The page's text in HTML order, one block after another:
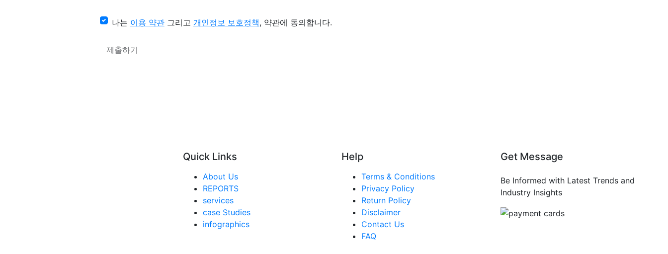
나는 이용 약관그리고 개인정보 보호정책, 약관에 동의합니다.
Quick Links
About Us
REPORTS
services
case Studies
infographics
Help
Terms & Conditions
Privacy Policy
Return Policy
Disclaimer
Contact Us
FAQ
Get Message
Be Informed with Latest Trends and
Industry Insights